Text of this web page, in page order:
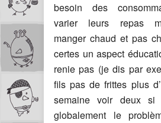
besoin des
varier leurs repas
manger chaud et pas
certes un aspect
renie pas (je dis par
fils pas de frittes plus
semaine voir deux si
globalement le